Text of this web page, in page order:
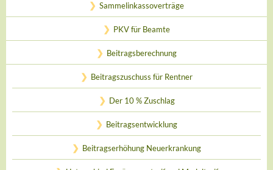
Sammelinkassoverträge
PKV für Beamte
Beitragsberechnung
Beitragszuschuss für Rentner
Der 10 % Zuschlag
Beitragsentwicklung
Beitragserhöhung Neuerkrankung